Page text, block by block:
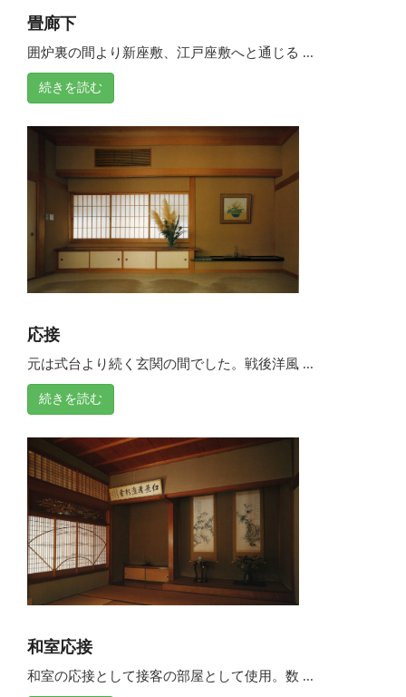
畳廊下
囲炉裏の間より新座敷、江戸座敷へと通じる ...
続きを読む
応接
元は式台より続く玄関の間でした。戦後洋風 ...
続きを読む
和室応接
和室の応接として接客の部屋として使用。数 ...